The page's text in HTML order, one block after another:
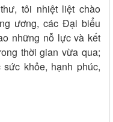
tôi nhiệt liệt chào
ương, các Đại biểu
những nỗ lực và kết
thời gian vừa qua;
khỏe, hạnh phúc,